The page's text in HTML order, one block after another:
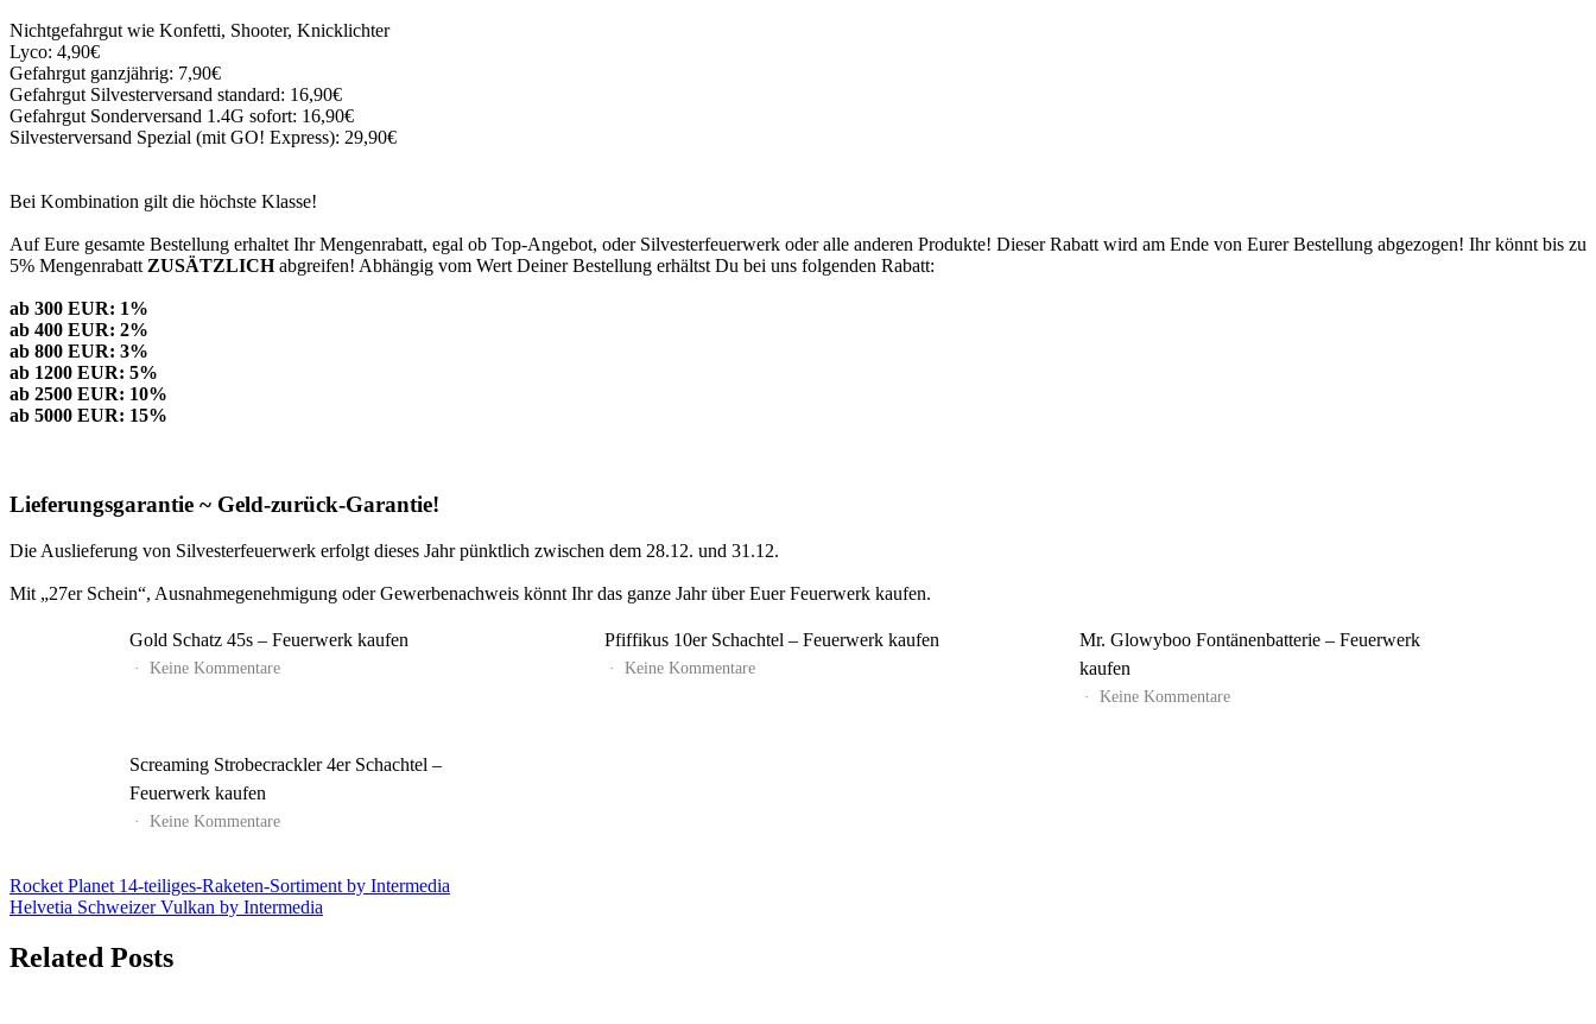
Nichtgefahrgut wie Konfetti, Shooter, Knicklichter
Lyco: 4,90€
Gefahrgut ganzjährig: 7,90€
Gefahrgut Silvesterversand standard: 16,90€
Gefahrgut Sonderversand 1.4G sofort: 16,90€
Silvesterversand Spezial (mit GO! Express): 29,90€
Bei Kombination gilt die höchste Klasse!
Auf Eure gesamte Bestellung erhaltet Ihr Mengenrabatt, egal ob Top-Angebot, oder Silvesterfeuerwerk oder alle anderen Produkte! Dieser Rabatt wird am Ende von Eurer Bestellung abgezogen! Ihr könnt bis zu
5% Mengenrabatt ZUSÄTZLICHabgreifen! Abhängig vom Wert Deiner Bestellung erhältst Du bei uns folgenden Rabatt:
ab 300 EUR: 1%
ab 400 EUR: 2%
ab 800 EUR: 3%
ab 1200 EUR: 5%
ab 2500 EUR: 10%
ab 5000 EUR: 15%
Lieferungsgarantie ~ Geld-zurück-Garantie!
Die Auslieferung von Silvesterfeuerwerk erfolgt dieses Jahr pünktlich zwischen dem 28.12. und 31.12.
Mit „27er Schein“, Ausnahmegenehmigung oder Gewerbenachweis könnt Ihr das ganze Jahr über Euer Feuerwerk kaufen.
Gold Schatz 45s – Feuerwerk kaufen
Keine Kommentarezu
Feuerwerk
Pfiffikus 10er Schachtel – Feuerwerk kaufen
Keine Kommentarezu
Mr. Glowyboo Fontänenbatterie – Feuerwerk
kaufen
Keine Kommentarezu
Screaming Strobecrackler 4er Schachtel –
Feuerwerk kaufen
Keine Kommentarezu
4er
Schachtel
–
Beitrags-
Navigation
Rocket Planet 14-teiliges-Raketen-Sortiment by Intermedia
Helvetia Schweizer Vulkan by Intermedia
Related Posts